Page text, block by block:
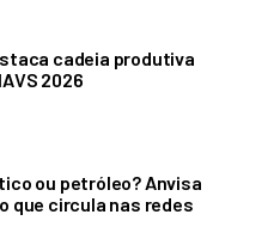
cadeia produtiva
2026
ou petróleo? Anvisa
que circula nas redes